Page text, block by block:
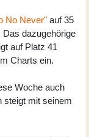
No Never" auf 35
Das dazugehörige
auf Platz 41
Charts ein.
Woche auch
steigt mit seinem